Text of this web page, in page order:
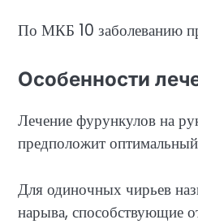
По МКБ 10 заболеванию
Особенности
Лечение фурункулов на
предположит
Для одиночных чирьев
нарыва, способствующие